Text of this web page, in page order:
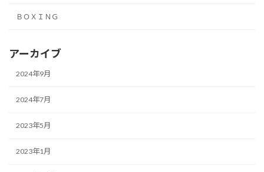
ＢＯＸＩＮＧ
アーカイブ
2024年9月
2024年7月
2023年5月
2023年1月